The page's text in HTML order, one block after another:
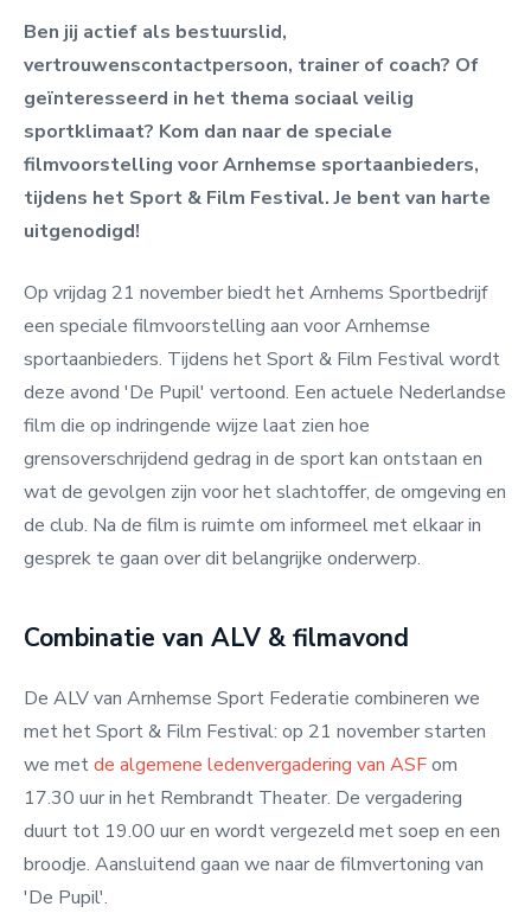
Ben jij actief als bestuurslid,
vertrouwenscontactpersoon, trainer of coach? Of
geïnteresseerd in het thema sociaal veilig
sportklimaat? Kom dan naar de speciale
filmvoorstelling voor Arnhemse sportaanbieders,
tijdens het Sport & Film Festival. Je bent van harte
uitgenodigd!
Op vrijdag 21 november biedt het Arnhems Sportbedrijf
een speciale filmvoorstelling aan voor Arnhemse
sportaanbieders. Tijdens het Sport & Film Festival wordt
deze avond 'De Pupil' vertoond. Een actuele Nederlandse
film die op indringende wijze laat zien hoe
grensoverschrijdend gedrag in de sport kan ontstaan en
wat de gevolgen zijn voor het slachtoffer, de omgeving en
de club. Na de film is ruimte om informeel met elkaar in
gesprek te gaan over dit belangrijke onderwerp.
Combinatie van ALV & filmavond
De ALV van Arnhemse Sport Federatie combineren we
met het Sport & Film Festival: op 21 november starten
we metde algemene ledenvergadering van ASFom
17.30 uur in het Rembrandt Theater. De vergadering
duurt tot 19.00 uur en wordt vergezeld met soep en een
broodje. Aansluitend gaan we naar de filmvertoning van
'De Pupil'.